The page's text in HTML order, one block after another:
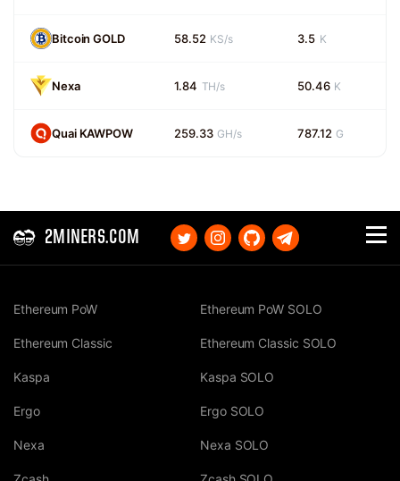
Bitcoin GOLD 58.52 KS/s 3.5 K
Nexa 1.84 TH/s 50.46 K
Quai KAWPOW 259.33 GH/s 787.12 G
2MINERS.COM
Ethereum PoW
Ethereum Classic
Kaspa
Ergo
Nexa
Ethereum PoW SOLO
Ethereum Classic SOLO
Kaspa SOLO
Ergo SOLO
Nexa SOLO